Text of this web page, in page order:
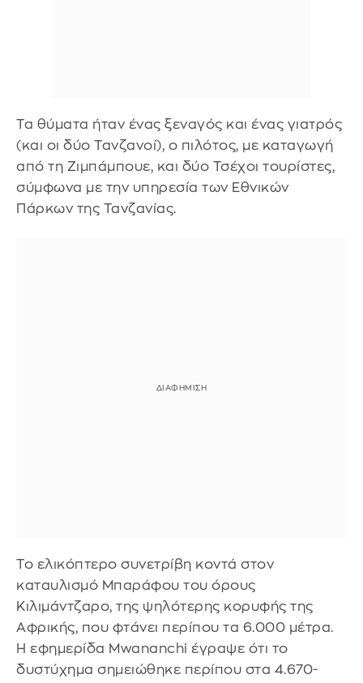
Τα θύματα ήταν ένας ξεναγός και ένας γιατρός
(και οι δύο Τανζανοί), ο πιλότος, με καταγωγή
από τη Ζιμπάμπουε, και δύο Τσέχοι τουρίστες,
σύμφωνα με την υπηρεσία των Εθνικών
Πάρκων της Τανζανίας.
Το ελικόπτερο συνετρίβη κοντά στον
καταυλισμό Μπαράφου του όρους
Κιλιμάντζαρο, της ψηλότερης κορυφής της
Αφρικής, που φτάνει περίπου τα 6.000 μέτρα.
Η εφημερίδα Mwananchi έγραψε ότι το
δυστύχημα σημειώθηκε περίπου στα 4.670-